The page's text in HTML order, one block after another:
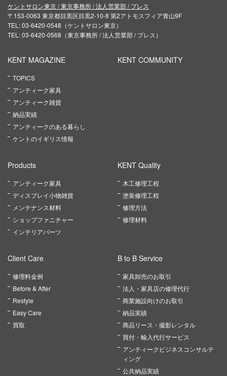
ケントサロン東京 / 東京事務所 / 法人営業部 / プレス
〒153-0063 東京都目黒区目黒2-10-8 第2アトモスフィア青山9F
TEL: 03-6420-0548（ケントサロン東京）
TEL: 03-6420-0568（東京事務所 / 法人営業部 / プレス）
KENT MAGAZINE
TOPICS
アンティーク家具
アンティーク雑貨
納品実績
アンティークのある暮らし
ケントのイギリス情報
KENT COMMUNITY
Products
アンティーク家具
ディスプレイ小物雑貨
メンテナンス材料
ショップファニチャー
インテリアパーツ
KENT Quality
木工修理工程
塗装修理工程
修理方法
修理材料
Client Care
修理料金例
Before & After
Restyle
Easy Care
買取
B to B Service
家具卸売のお取引
法人・家具店の修理代行
商業施設向けのお取引
納品実績
商品リース・撮影レンタル
買付・輸入代行サービス
アンティークビジネスコンサルテ
ィング
公共納品実績